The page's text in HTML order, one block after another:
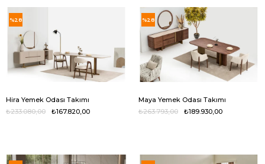
Hira Yemek Odası Takımı
₺167.820,00
₺233.080,00
%28
Maya Yemek Odası Takımı
₺189.930,00
₺263.793,00
%28